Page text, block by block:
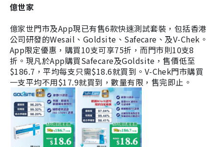
億世家
億家世門市及App現已有售6款快速測試套裝，包括香港
公司研發的Wesail、Goldsite、Safecare、及V-Chek。
App限定優惠，購買10支可享75折，而門市則10支8
折。現凡於App購買Safecare及Goldsite，售價低至
$186.7，平均每支只需$18.6就買到。V-Chek門市購買
一支平均不用$17.9就買到，數量有限，售完即止。